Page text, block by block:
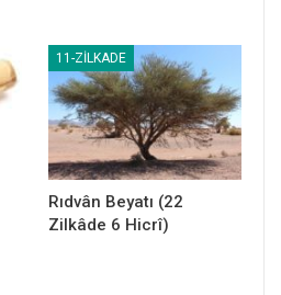
11-ZILKADE
Rıdvân Beyatı (22
Zilkâde 6 Hicrî)